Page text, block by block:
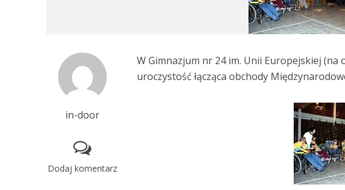
in-door
Dodaj komentarz
W Gimnazjum nr 24 im. Unii Europejskiej (na
uroczystość łącząca obchody